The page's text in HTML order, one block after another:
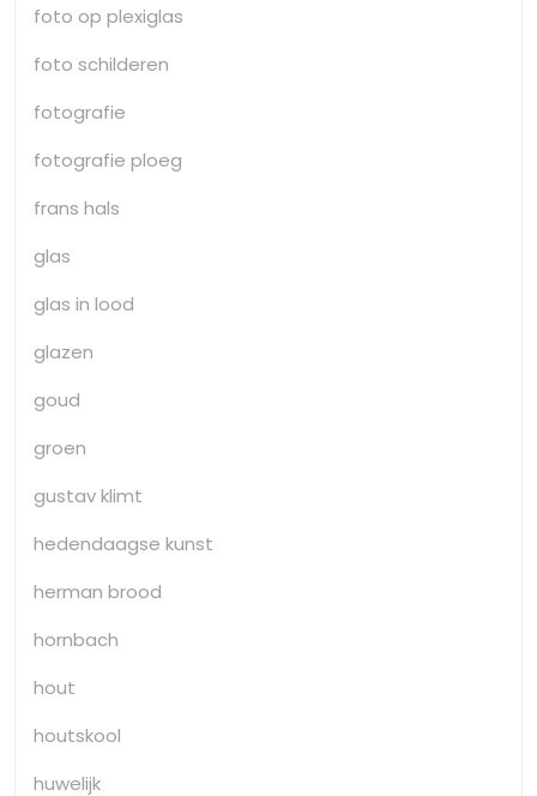
foto op plexiglas
foto schilderen
fotografie
fotografie ploeg
frans hals
glas
glas in lood
glazen
goud
groen
gustav klimt
hedendaagse kunst
herman brood
hornbach
hout
houtskool
huwelijk